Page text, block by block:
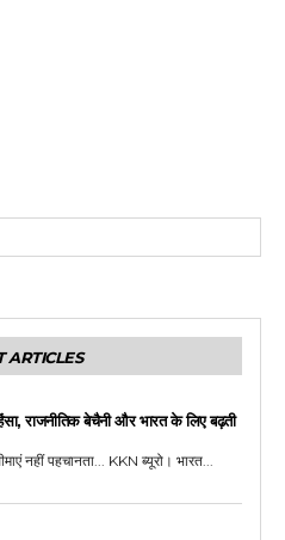
ARTICLES
राजनीतिक बेचैनी और भारत के लिए बढ़ती
नहीं पहचानता... KKN ब्यूरो। भारत...